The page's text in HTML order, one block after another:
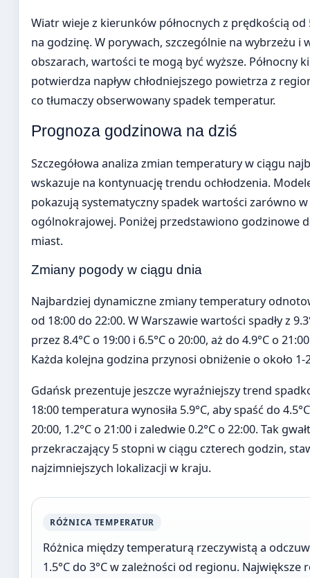
Wiatr wieje z kierunków północnych z prędkością
na godzinę. W porywach, szczególnie na wybrzeżu i
obszarach, wartości te mogą być wyższe. Północny
potwierdza napływ chłodniejszego powietrza z
co tłumaczy obserwowany spadek temperatur.
Prognoza godzinowa na dziś
Szczegółowa analiza zmian temperatury w ciągu
wskazuje na kontynuację trendu ochłodzenia.
pokazują systematyczny spadek wartości zarówno
ogólnokrajowej. Poniżej przedstawiono godzinowe
miast.
Zmiany pogody w ciągu dnia
Najbardziej dynamiczne zmiany temperatury
od 18:00 do 22:00. W Warszawie wartości spadły z
przez 8.4°C o 19:00 i 6.5°C o 20:00, aż do 4.9°C o
Każda kolejna godzina przynosi obniżenie o około 1-
Gdańsk prezentuje jeszcze wyraźniejszy trend
18:00 temperatura wynosiła 5.9°C, aby spaść do
20:00, 1.2°C o 21:00 i zaledwie 0.2°C o 22:00. Tak
przekraczający 5 stopni w ciągu czterech godzin,
najzimniejszych lokalizacji w kraju.
RÓŻNICA TEMPERATUR
Różnica między temperaturą rzeczywistą a
1.5°C do 3°C w zależności od regionu. Największe